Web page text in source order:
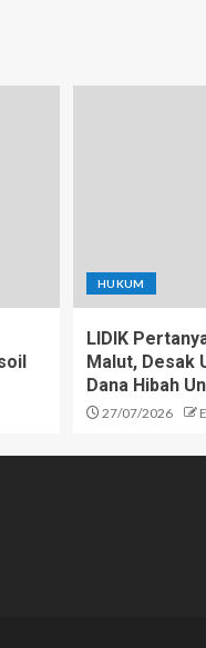
HUKUM
LIDIK
Malut, Desak
Dana Hibah
27/07/2026